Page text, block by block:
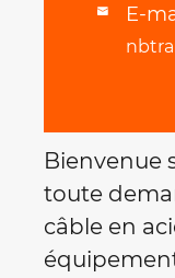
 E-
Bienvenue
toute
câble en